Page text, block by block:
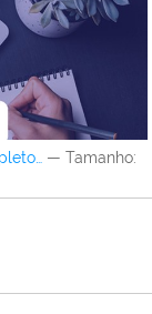
— Tamanho: